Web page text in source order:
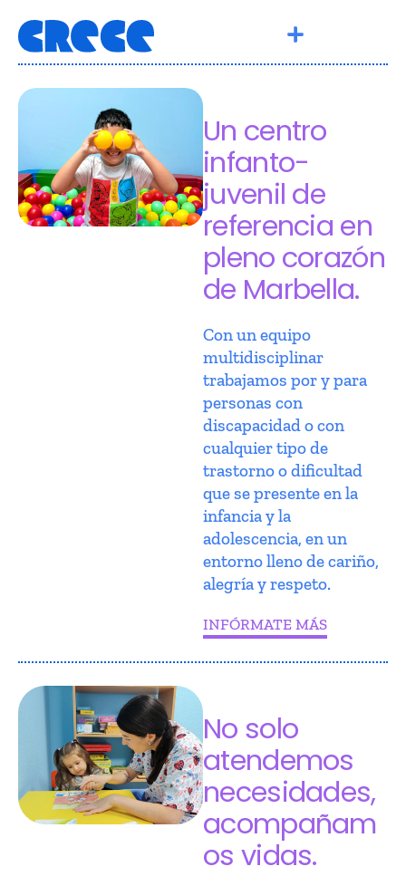
Un centro
infanto-
juvenil de
referencia en
pleno corazón
de Marbella.
Con un equipo
multidisciplinar
trabajamos por y para
personas con
discapacidad o con
cualquier tipo de
trastorno o dificultad
que se presente en la
infancia y la
adolescencia, en un
entorno lleno de cariño,
alegría y respeto.
INFÓRMATE MÁS
No solo
atendemos
necesidades,
acompañam
os vidas.